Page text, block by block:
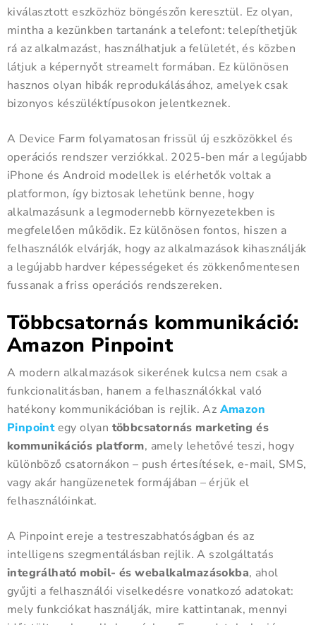
kiválasztott eszközhöz böngészőn keresztül. Ez olyan,
mintha a kezünkben tartanánk a telefont: telepíthetjük
rá az alkalmazást, használhatjuk a felületét, és közben
látjuk a képernyőt streamelt formában. Ez különösen
hasznos olyan hibák reprodukálásához, amelyek csak
bizonyos készüléktípusokon jelentkeznek.
A Device Farm folyamatosan frissül új eszközökkel és
operációs rendszer verziókkal. 2025-ben már a legújabb
iPhone és Android modellek is elérhetők voltak a
platformon, így biztosak lehetünk benne, hogy
alkalmazásunk a legmodernebb környezetekben is
megfelelően működik. Ez különösen fontos, hiszen a
felhasználók elvárják, hogy az alkalmazások kihasználják
a legújabb hardver képességeket és zökkenőmentesen
fussanak a friss operációs rendszereken.
Többcsatornás kommunikáció:
Amazon Pinpoint
A modern alkalmazások sikerének kulcsa nem csak a
funkcionalitásban, hanem a felhasználókkal való
hatékony kommunikációban is rejlik. Az Amazon
Pinpointegy olyan többcsatornás marketing és
kommunikációs platform, amely lehetővé teszi, hogy
különböző csatornákon – push értesítések, e-mail, SMS,
vagy akár hangüzenetek formájában – érjük el
felhasználóinkat.
A Pinpoint ereje a testreszabhatóságban és az
intelligens szegmentálásban rejlik. A szolgáltatás
integrálható mobil- és webalkalmazásokba, ahol
gyűjti a felhasználói viselkedésre vonatkozó adatokat:
mely funkciókat használják, mire kattintanak, mennyi